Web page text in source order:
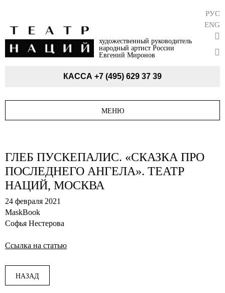
художественный руководитель
народный артист России
Евгений Миронов
РУС
ENG
КАССА +7 (495) 629 37 39
МЕНЮ
ГЛЕБ ПУСКЕПАЛИС. «СКАЗКА ПРО
ПОСЛЕДНЕГО АНГЕЛА». ТЕАТР
НАЦИЙ, МОСКВА
24 февраля 2021
MaskBook
Софья Нестерова
Ссылка на статью
НАЗАД